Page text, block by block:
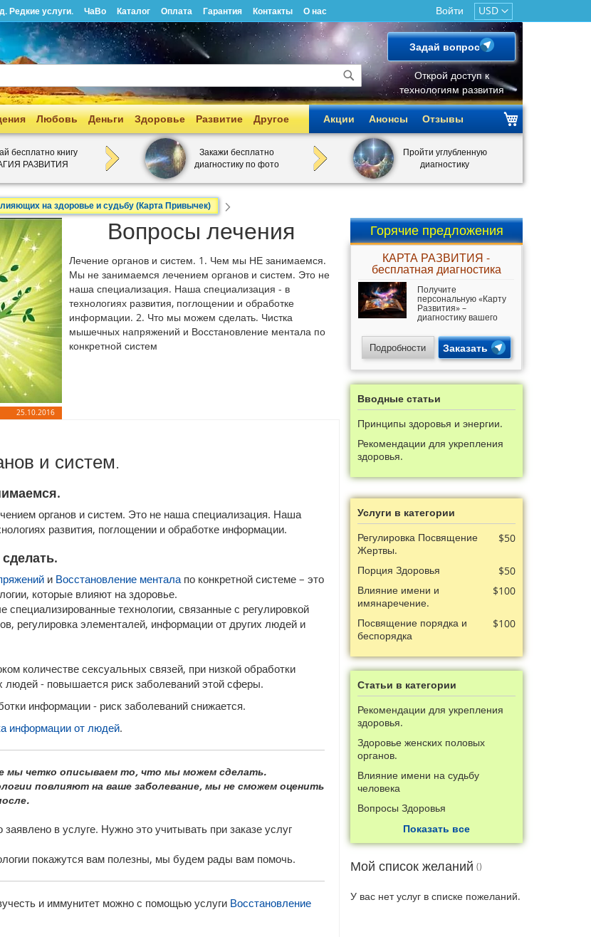
USD
Войти
Редкие услуги. ЧаВо Каталог Оплата Гарантия Контакты О нас
Поиск
Задай вопрос
Открой доступ к
технологиям развития
Любовь Деньги Здоровье Развитие Другое Акции Анонсы Отзывы
бесплатно книгу
РАЗВИТИЯ
Закажи бесплатно
диагностику по фото
Пройти углубленную
диагностику
на здоровье и судьбу (Карта Привычек)
25.10.2016
Вопросы лечения
Лечение органов и систем. 1. Чем мы НЕ занимаемся.
Мы не занимаемся лечением органов и систем. Это не
наша специализация. Наша специализация - в
технологиях развития, поглощении и обработке
информации. 2. Что мы можем сделать. Чистка
мышечных напряжений и Восстановление ментала по
конкретной систем
и систем.
органов и систем. Это не наша специализация. Наша
развития, поглощении и обработке информации.
и Восстановление менталапо конкретной системе – это
которые влияют на здоровье.
специализированные технологии, связанные с регулировкой
регулировка элементалей, информации от других людей и
количестве сексуальных связей, при низкой обработки
людей - повышается риск заболеваний этой сферы.
информации - риск заболеваний снижается.
информации от людей.
мы четко описываем то, что мы можем сделать.
повлияют на ваше заболевание, мы не сможем оценить
в услуге. Нужно это учитывать при заказе услуг
покажутся вам полезны, мы будем рады вам помочь.
и иммунитет можно с помощью услуги Восстановление
Горячие предложения
КАРТА РАЗВИТИЯ -
бесплатная диагностика
Получите
персональную «Карту
Развития» –
диагностику вашего
потенциала,
энергетики и кармы.
Узнайте свои скрытые
способности и
получите подарки!
Подробности Заказать
Вводные статьи
Принципы здоровья и энергии.
Рекомендации для укрепления
здоровья.
Услуги в категории
Регулировка Посвящение
Жертвы.
$50
Порция Здоровья
$50
Влияние имени и
имянаречение.
$100
Посвящение порядка и
беспорядка
$100
Статьи в категории
Рекомендации для укрепления
здоровья.
Здоровье женских половых
органов.
Влияние имени на судьбу
человека
Вопросы Здоровья
Показать все
Мой список желаний
У вас нет услуг в списке пожеланий.